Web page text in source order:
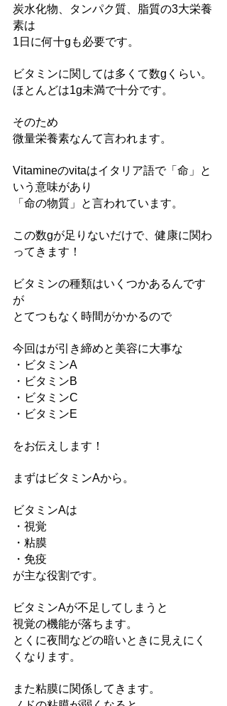
炭水化物、タンパク質、脂質の3大栄養
素は
1日に何十gも必要です。
ビタミンに関しては多くて数gくらい。
ほとんどは1g未満で十分です。
そのため
微量栄養素なんて言われます。
Vitamineのvitaはイタリア語で「命」と
いう意味があり
「命の物質」と言われています。
この数gが足りないだけで、健康に関わ
ってきます！
ビタミンの種類はいくつかあるんです
が
とてつもなく時間がかかるので
今回はが引き締めと美容に大事な
・ビタミンA
・ビタミンB
・ビタミンC
・ビタミンE
をお伝えします！
まずはビタミンAから。
ビタミンAは
・視覚
・粘膜
・免疫
が主な役割です。
ビタミンAが不足してしまうと
視覚の機能が落ちます。
とくに夜間などの暗いときに見えにく
くなります。
また粘膜に関係してきます。